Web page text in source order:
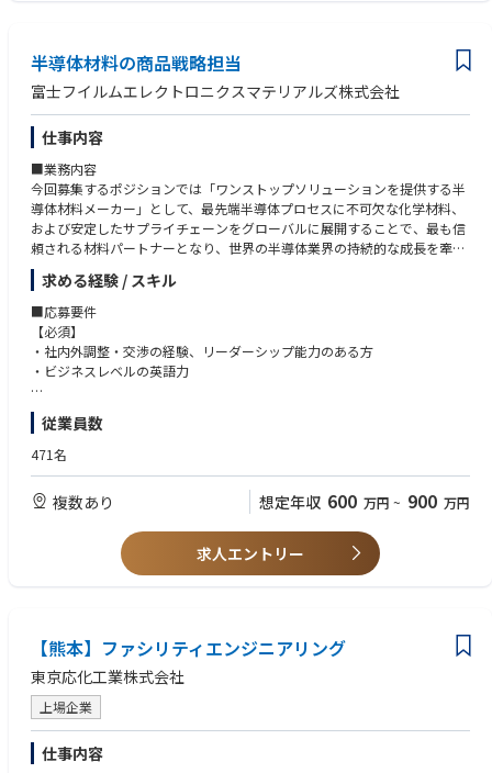
半導体材料の商品戦略担当
富士フイルムエレクトロニクスマテリアルズ株式会社
仕事内容
■業務内容
今回募集するポジションでは「ワンストップソリューションを提供する半
導体材料メーカー」として、最先端半導体プロセスに不可欠な化学材料、
および安定したサプライチェーンをグローバルに展開することで、最も信
頼される材料パートナーとなり、世界の半導体業界の持続的な成長を牽引
していきます。
半導体向け商品・サービスを顧客と共に創り上げ、顧客の複雑化したニー
ズと課題の解決に貢献します。また、グローバル市場において製品企画、
マーケティング、課題解決提案を通じてビジネスの創出と拡大を担い、顧
客との共成長を実現します。
半導体製造用の感光材料、関連処理剤、平坦化(CMPプロセス)材料、イメ
ージセンサー用カラーフィルタ材料などの商品企画、マーケティング活動
をご担当いただきます。
＜具体的には＞
・顧客課題の把握と製品企画
・世界中の顧客と直接コミュニケーションをとり、商品づくりに携わりな
がら継続的なビジネス展開が可能
・製造・開発・販売拠点が国外(アジア・米国・欧州)に広がっており、グ
ローバルな経験を積むことができる
・急速に拡大する半導体材料市場で、自らマーケティング戦略を企画・実
行できるダイナミックなやりがいを感じられる
・主体的に動く中で、市場創造力や交渉力、リーダーシップが身につく
求める経験 / スキル
■応募要件
【必須】
・社内外調整・交渉の経験、リーダーシップ能力のある方
・ビジネスレベルの英語力
【歓迎】
・半導体材料の取り扱い経験がある方（デバイス・装置・材料メーカー
等）
・P/L、B/S等経理的基礎知識がある方
・物事の本質を追求し、粘り強くやり抜く姿勢のある方
・論理的かつ明確なコミュニケーションができる方
従業員数
471名
複数あり 想定年収 600 万円 ~ 900 万円
求人エントリー
【熊本】ファシリティエンジニアリング
東京応化工業株式会社
上場企業
仕事内容